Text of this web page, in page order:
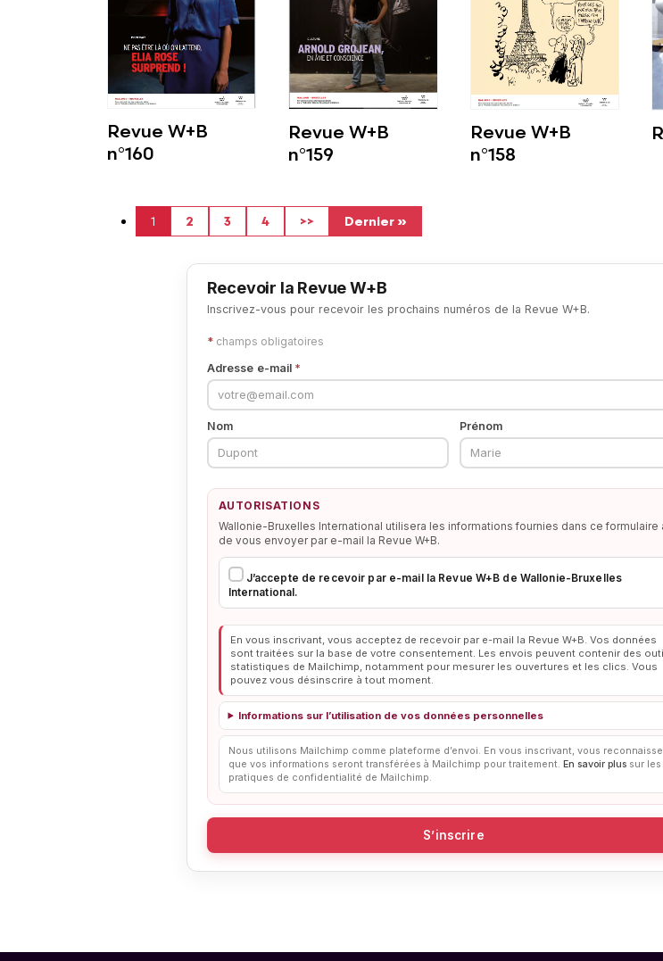
Revue W+B
n°160
Revue W+B
n°159
Revue W+B
n°158
Aktuelle Seite
1 Seite
2 Seite
3 Seite
4 Nächste Seite
>> Letzte Seite
Dernier »
Recevoir la Revue W+B
Inscrivez-vous pour recevoir les prochains numéros de la Revue W+B.
*champs obligatoires
Adresse e-mail *
Nom Prénom
AUTORISATIONS
Wallonie-Bruxelles International utilisera les informations fournies dans ce formulaire
de vous envoyer par e-mail la Revue W+B.
J’accepte de recevoir par e-mail la Revue W+B de Wallonie-Bruxelles
International.
En vous inscrivant, vous acceptez de recevoir par e-mail la Revue W+B. Vos données
sont traitées sur la base de votre consentement. Les envois peuvent contenir des
statistiques de Mailchimp, notamment pour mesurer les ouvertures et les clics. Vous
pouvez vous désinscrire à tout moment.
Informations sur l’utilisation de vos données personnelles
Nous utilisons Mailchimp comme plateforme d’envoi. En vous inscrivant, vous
que vos informations seront transférées à Mailchimp pour traitement. En savoir plussur les
pratiques de confidentialité de Mailchimp.